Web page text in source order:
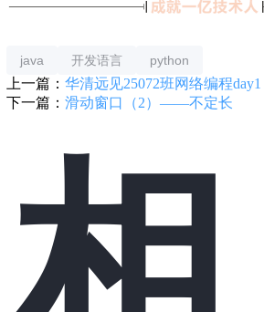
java 开发语言 python
上一篇： 华清远见25072班网络编程day1
下一篇： 滑动窗口（2）——不定长